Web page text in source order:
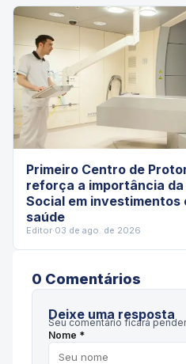
Primeiro Centro de
reforça a importância
Social em
saúde
Editor·03 de ago. de 2026
0 Comentários
Deixe uma resposta
Seu comentário ficará
Nome *